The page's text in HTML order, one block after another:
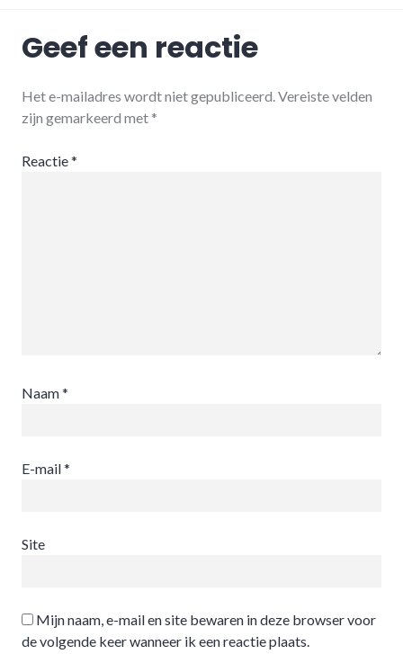
Geef een reactie
Het e-mailadres wordt niet gepubliceerd.Vereiste velden
zijn gemarkeerd met *
Reactie*
Naam*
E-mail*
Site
Mijn naam, e-mail en site bewaren in deze browser voor
de volgende keer wanneer ik een reactie plaats.